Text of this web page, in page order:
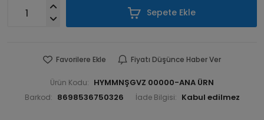
Sepete Ekle
Favorilere Ekle Fiyatı Düşünce Haber Ver
Ürün Kodu: HYMMNŞGVZ 00000-ANA ÜRN
Barkod: 8698536750326 İade Bilgisi: